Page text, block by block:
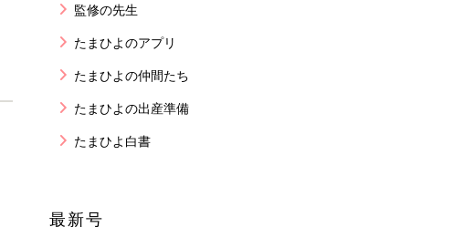
監修の先生
たまひよのアプリ
たまひよの仲間たち
たまひよの出産準備
たまひよ白書
最新号